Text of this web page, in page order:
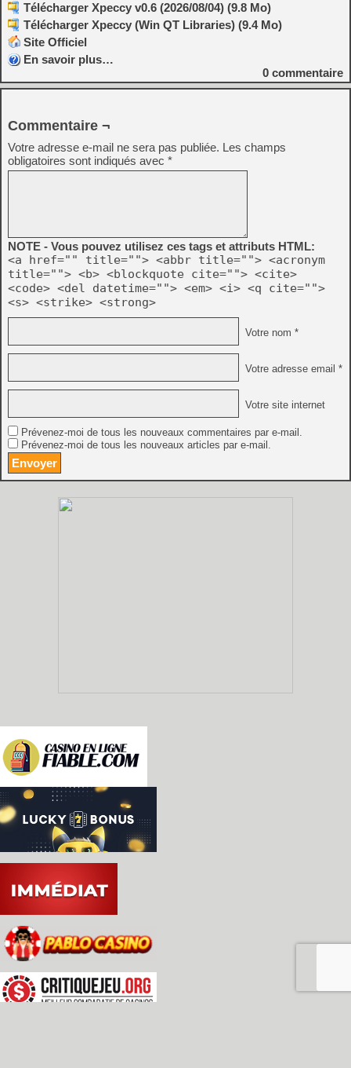
Télécharger Xpeccy v0.6 (2026/08/04) (9.8 Mo)
Télécharger Xpeccy (Win QT Libraries) (9.4 Mo)
Site Officiel
En savoir plus…
0 commentaire
Commentaire ¬
Votre adresse e-mail ne sera pas publiée. Les champs
obligatoires sont indiqués avec *
NOTE - Vous pouvez utilisez ces tags et attributs HTML:
<a href="" title=""> <abbr title=""> <acronym
title=""> <b> <blockquote cite=""> <cite>
<code> <del datetime=""> <em> <i> <q cite="">
<s> <strike> <strong>
Votre nom *
Votre adresse email *
Votre site internet
Prévenez-moi de tous les nouveaux commentaires par e-mail.
Prévenez-moi de tous les nouveaux articles par e-mail.